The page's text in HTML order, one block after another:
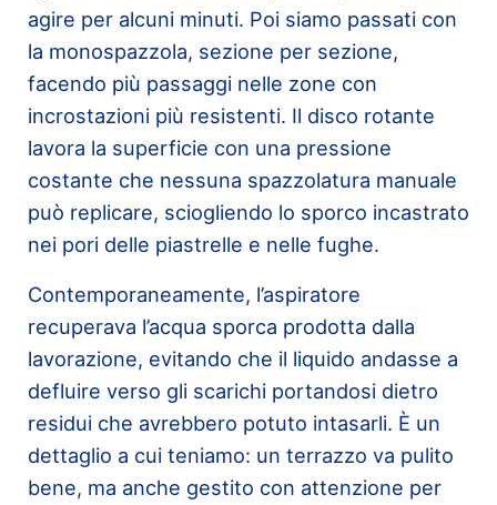
agire per alcuni minuti. Poi siamo passati con
la monospazzola, sezione per sezione,
facendo più passaggi nelle zone con
incrostazioni più resistenti. Il disco rotante
lavora la superficie con una pressione
costante che nessuna spazzolatura manuale
può replicare, sciogliendo lo sporco incastrato
nei pori delle piastrelle e nelle fughe.
Contemporaneamente, l’aspiratore
recuperava l’acqua sporca prodotta dalla
lavorazione, evitando che il liquido andasse a
defluire verso gli scarichi portandosi dietro
residui che avrebbero potuto intasarli. È un
dettaglio a cui teniamo: un terrazzo va pulito
bene, ma anche gestito con attenzione per